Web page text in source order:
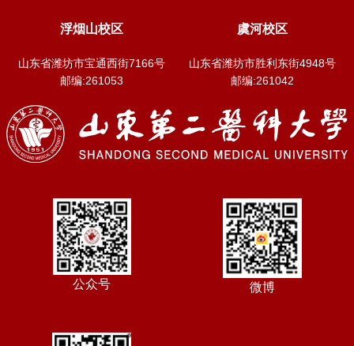
浮烟山校区
山东省潍坊市宝通西街7166号
邮编:261053
虞河校区
山东省潍坊市胜利东街4948号
邮编:261042
公众号 微博